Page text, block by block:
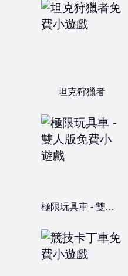
坦克狩獵者
極限玩具車 - 雙人版